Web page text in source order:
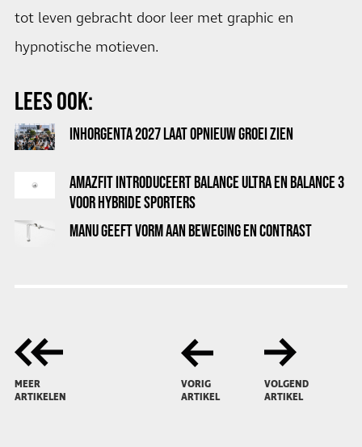
tot leven gebracht door leer met graphic en
hypnotische motieven.
LEES OOK:
INHORGENTA 2027 LAAT OPNIEUW GROEI ZIEN
AMAZFIT INTRODUCEERT BALANCE ULTRA EN BALANCE 3
VOOR HYBRIDE SPORTERS
MANU GEEFT VORM AAN BEWEGING EN CONTRAST
MEER
ARTIKELEN
VORIG
ARTIKEL
VOLGEND
ARTIKEL